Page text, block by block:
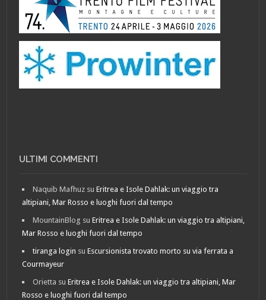
ULTIMI COMMENTI
Naquib Mafhuz suEritrea e Isole Dahlak: un viaggio tra
altipiani, Mar Rosso e luoghi fuori dal tempo
MountainBlog suEritrea e Isole Dahlak: un viaggio tra altipiani,
Mar Rosso e luoghi fuori dal tempo
tiranga login suEscursionista trovato morto su via ferrata a
Courmayeur
Orietta suEritrea e Isole Dahlak: un viaggio tra altipiani, Mar
Rosso e luoghi fuori dal tempo